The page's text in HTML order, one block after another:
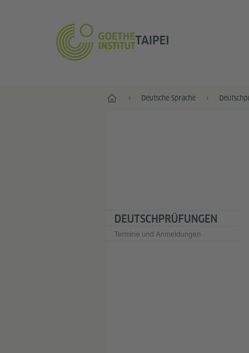
TAIPEI
Start Deutsche Sprache
DEUTSCHPRÜFUNGEN
Termine und Anmeldungen